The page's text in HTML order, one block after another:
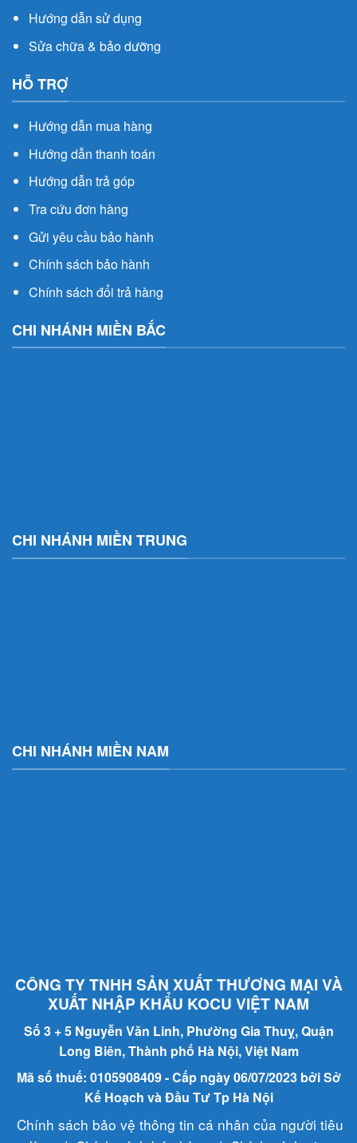
Hướng dẫn sử dụng
Sửa chữa & bảo dưỡng
HỖ TRỢ
Hướng dẫn mua hàng
Hướng dẫn thanh toán
Hướng dẫn trả góp
Tra cứu đơn hàng
Gửi yêu cầu bảo hành
Chính sách bảo hành
Chính sách đổi trả hàng
CHI NHÁNH MIỀN BẮC
CHI NHÁNH MIỀN TRUNG
CHI NHÁNH MIỀN NAM
CÔNG TY TNHH SẢN XUẤT THƯƠNG MẠI VÀ
XUẤT NHẬP KHẨU KOCU VIỆT NAM
Số 3 + 5 Nguyễn Văn Linh, Phường Gia Thuỵ, Quận
Long Biên, Thành phố Hà Nội, Việt Nam
Mã số thuế: 0105908409 - Cấp ngày 06/07/2023 bởi Sở
Kế Hoạch và Đầu Tư Tp Hà Nội
Chính sách bảo vệ thông tin cá nhân của người tiêu